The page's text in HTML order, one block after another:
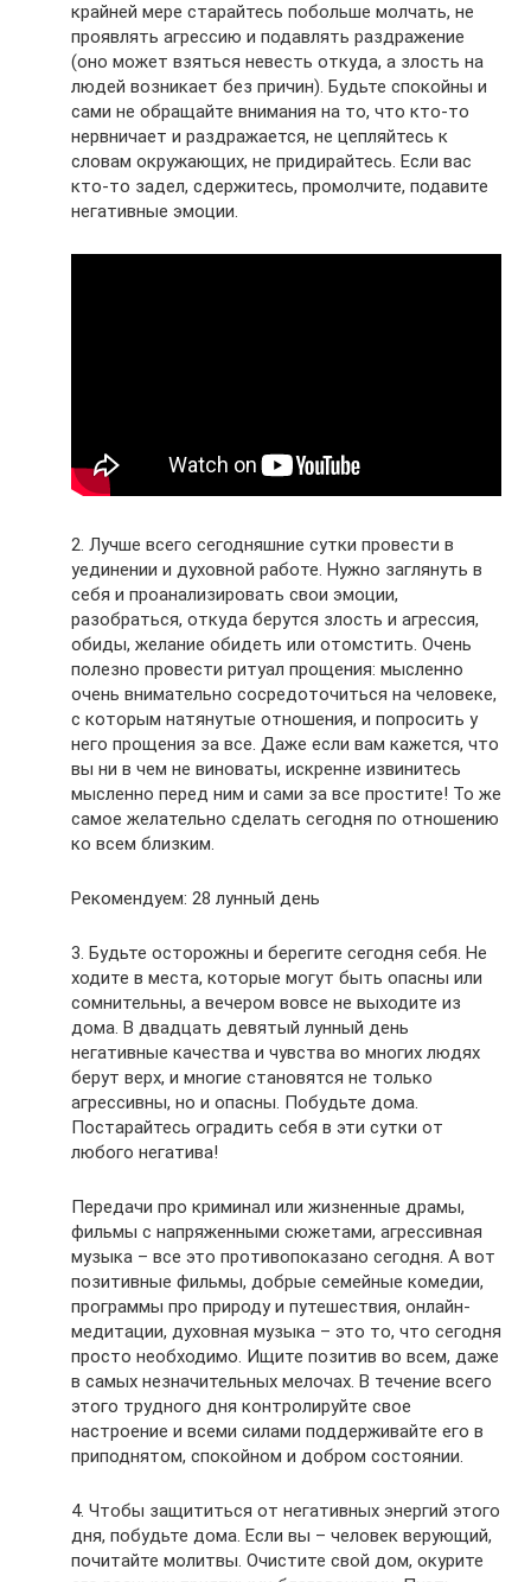
крайней мере старайтесь побольше молчать, не
проявлять агрессию и подавлять раздражение
(оно может взяться невесть откуда, а злость на
людей возникает без причин). Будьте спокойны и
сами не обращайте внимания на то, что кто-то
нервничает и раздражается, не цепляйтесь к
словам окружающих, не придирайтесь. Если вас
кто-то задел, сдержитесь, промолчите, подавите
негативные эмоции.
2. Лучше всего сегодняшние сутки провести в
уединении и духовной работе. Нужно заглянуть в
себя и проанализировать свои эмоции,
разобраться, откуда берутся злость и агрессия,
обиды, желание обидеть или отомстить. Очень
полезно провести ритуал прощения: мысленно
очень внимательно сосредоточиться на человеке,
с которым натянутые отношения, и попросить у
него прощения за все. Даже если вам кажется, что
вы ни в чем не виноваты, искренне извинитесь
мысленно перед ним и сами за все простите! То же
самое желательно сделать сегодня по отношению
ко всем близким.
Рекомендуем: 28 лунный день
3. Будьте осторожны и берегите сегодня себя. Не
ходите в места, которые могут быть опасны или
сомнительны, а вечером вовсе не выходите из
дома. В двадцать девятый лунный день
негативные качества и чувства во многих людях
берут верх, и многие становятся не только
агрессивны, но и опасны. Побудьте дома.
Постарайтесь оградить себя в эти сутки от
любого негатива!
Передачи про криминал или жизненные драмы,
фильмы с напряженными сюжетами, агрессивная
музыка – все это противопоказано сегодня. А вот
позитивные фильмы, добрые семейные комедии,
программы про природу и путешествия, онлайн-
медитации, духовная музыка – это то, что сегодня
просто необходимо. Ищите позитив во всем, даже
в самых незначительных мелочах. В течение всего
этого трудного дня контролируйте свое
настроение и всеми силами поддерживайте его в
приподнятом, спокойном и добром состоянии.
4. Чтобы защититься от негативных энергий этого
дня, побудьте дома. Если вы – человек верующий,
почитайте молитвы. Очистите свой дом, окурите